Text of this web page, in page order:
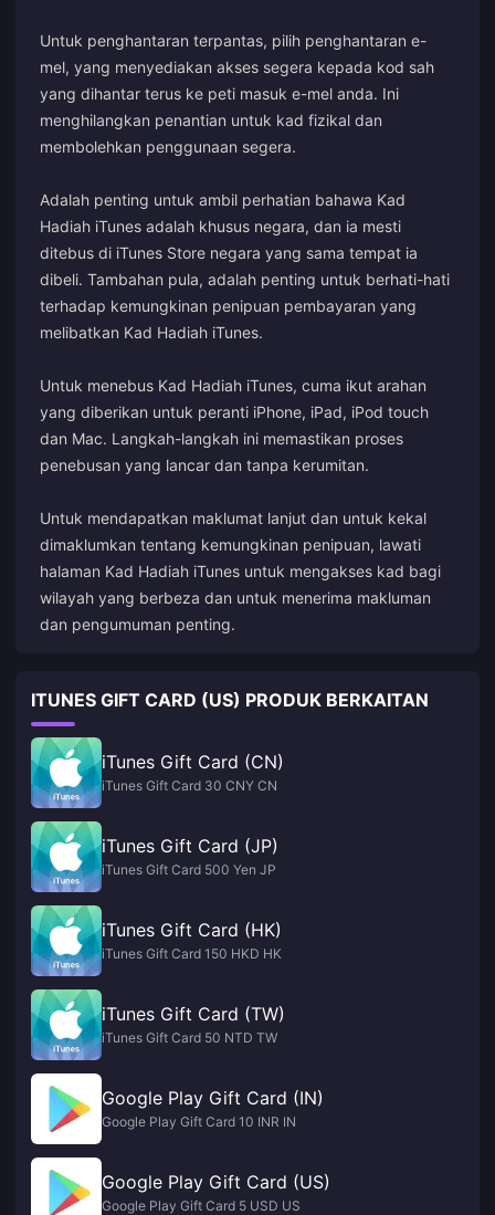
Untuk penghantaran terpantas, pilih penghantaran e-
mel, yang menyediakan akses segera kepada kod sah
yang dihantar terus ke peti masuk e-mel anda. Ini
menghilangkan penantian untuk kad fizikal dan
membolehkan penggunaan segera.
Adalah penting untuk ambil perhatian bahawa Kad
Hadiah iTunes adalah khusus negara, dan ia mesti
ditebus di iTunes Store negara yang sama tempat ia
dibeli. Tambahan pula, adalah penting untuk berhati-hati
terhadap kemungkinan penipuan pembayaran yang
melibatkan Kad Hadiah iTunes.
Untuk menebus Kad Hadiah iTunes, cuma ikut arahan
yang diberikan untuk peranti iPhone, iPad, iPod touch
dan Mac. Langkah-langkah ini memastikan proses
penebusan yang lancar dan tanpa kerumitan.
Untuk mendapatkan maklumat lanjut dan untuk kekal
dimaklumkan tentang kemungkinan penipuan, lawati
halaman Kad Hadiah iTunes untuk mengakses kad bagi
wilayah yang berbeza dan untuk menerima makluman
dan pengumuman penting.
ITUNES GIFT CARD (US) PRODUK BERKAITAN
iTunes Gift Card (CN)
iTunes Gift Card 30 CNY CN
iTunes Gift Card (JP)
iTunes Gift Card 500 Yen JP
iTunes Gift Card (HK)
iTunes Gift Card 150 HKD HK
iTunes Gift Card (TW)
iTunes Gift Card 50 NTD TW
Google Play Gift Card (IN)
Google Play Gift Card 10 INR IN
Google Play Gift Card (US)
Google Play Gift Card 5 USD US